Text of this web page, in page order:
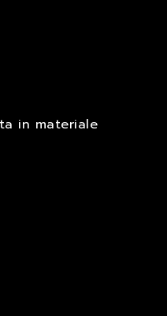
in materiale